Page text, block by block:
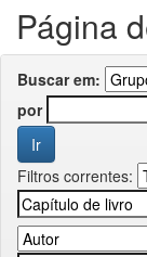
Página
Buscar em:
por
Filtros correntes: